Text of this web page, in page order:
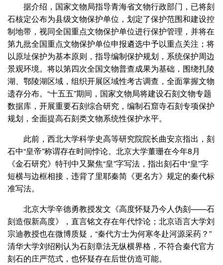
据介绍，国家文物局指导青海省文物行政部门，已将刻
石核定公布为县级文物保护单位，划定了保护范围和建设控
制地带，视同全国重点文物保护单位进行保护管理，并将在
第九批全国重点文物保护单位申报遴选中予以重点关注；将
以原址保护为基本原则，指导编制保护规划，系统保护周边
景观环境。将以第四次全国文物普查成果为基础，围绕扎陵
湖、鄂陵湖区域，组织开展区域性考古调查，全面掌握文物
遗存分布。“十五五”期间，国家文物局将建设石刻文物专题
数据库，开展重要石刻综合研究，编制石窟寺石刻专项保护
规划，全面提高石刻类文物系统性保护水平。
此前，西北大学科学史高等研究院院长曲安京指出，刻
石中“皇帝”称谓存在时间悖论。北京大学董珊在今年8月
《金石研究》特刊中又聚焦“皇”字写法，指出刻石中“皇”字
短横与边框相接，违背了里耶秦简《更名方》规定的秦代标
准写法。
北京大学辛德勇教授发文《高度怀疑乃今人伪刻——石
刻造假新高度》，直言铭文存在年代悖论；北京语言大学刘
宗迪教授也在微博质疑，“秦代方士为何寒冬赴河源采药？”
清华大学刘绍刚认为石刻章法无纵横界格，不符合秦代官方
刻石的庄严范式，也怀疑存在后世仿造可能。